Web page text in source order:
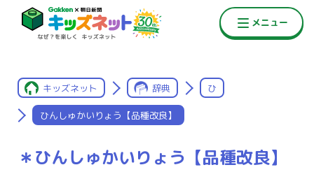
キッズネット 辞典 ひ
ひんしゅかいりょう【品種改良】
＊ひんしゅかいりょう【品種改良】